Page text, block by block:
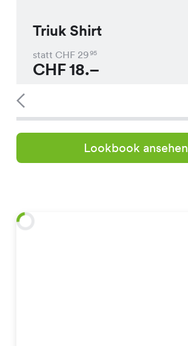
Triuk Shirt
statt CHF 2995
CHF18.–
Lookbook ansehen